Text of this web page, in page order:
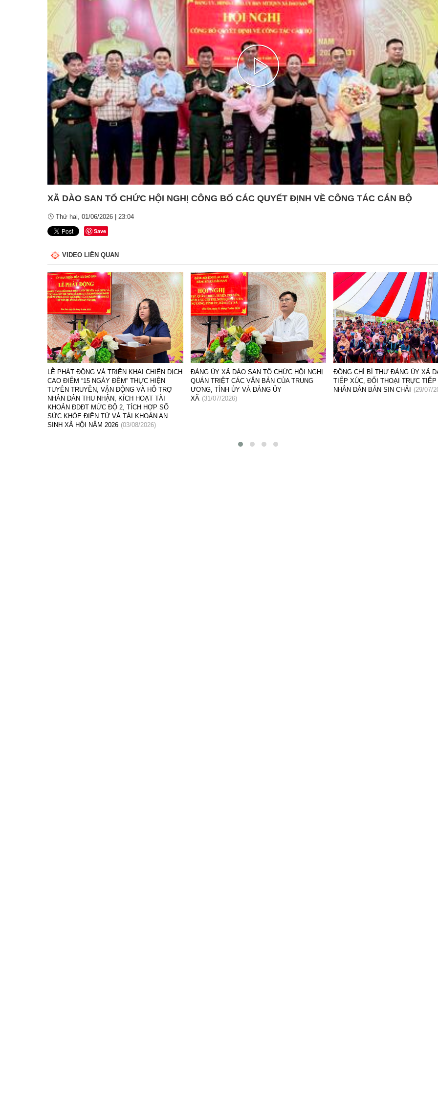
Tổ chức chính trị xã hội
Tổ chức khác
Truyền thống văn hoá
Tiểu sử tóm tắt và Nhiệm vụ đảm nhiệm Lãnh đạo
Thông tin an ninh, trật tự
Thông tin tài nguyên, môi trường
Người tốt , việc tốt
Chiến lược, kế hoạch, quy hoạch
Thông báo Play
Video
XÃ DÀO SAN TỔ CHỨC HỘI NGHỊ CÔNG BỐ CÁC QUYẾT ĐỊNH VỀ CÔNG TÁC CÁN BỘ
Thứ hai, 01/06/2026 | 23:04
Save
VIDEO LIÊN QUAN
LỄ PHÁT ĐỘNG VÀ TRIỂN KHAI CHIẾN DỊCH
CAO ĐIỂM “15 NGÀY ĐÊM” THỰC HIỆN
TUYÊN TRUYỀN, VẬN ĐỘNG VÀ HỖ TRỢ
NHÂN DÂN THU NHẬN, KÍCH HOẠT TÀI
KHOẢN ĐDĐT MỨC ĐỘ 2, TÍCH HỢP SỔ
SỨC KHỎE ĐIỆN TỬ VÀ TÀI KHOẢN AN
SINH XÃ HỘI NĂM 2026 (03/08/2026)
ĐẢNG ỦY XÃ DÀO SAN TỔ CHỨC HỘI NGHỊ
QUÁN TRIỆT CÁC VĂN BẢN CỦA TRUNG
ƯƠNG, TỈNH ỦY VÀ ĐẢNG ỦY
XÃ (31/07/2026)
ĐỒNG CHÍ BÍ THƯ ĐẢNG ỦY XÃ
TIẾP XÚC, ĐỐI THOẠI TRỰC TIẾP
NHÂN DÂN BẢN SIN CHẢI
(29/07/